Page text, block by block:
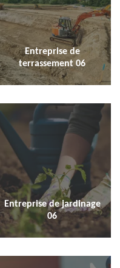
Entreprise de
terrassement 06
Entreprise de jardinage
06